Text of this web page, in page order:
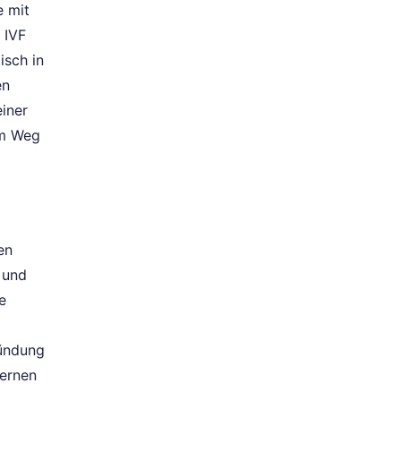
mit
in
Weg